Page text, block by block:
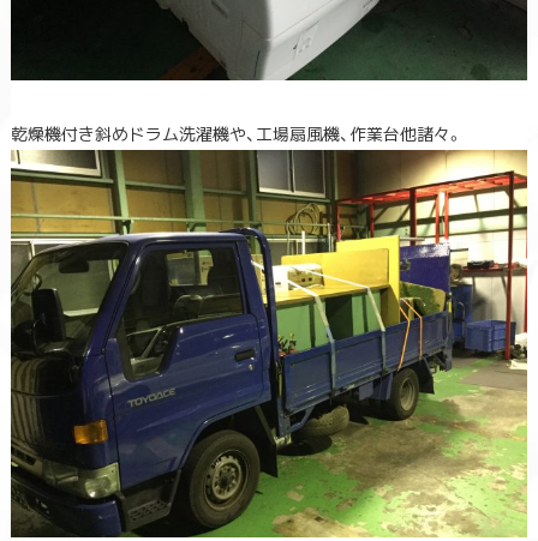
乾燥機付き斜めドラム洗濯機や、工場扇風機、作業台他諸々。